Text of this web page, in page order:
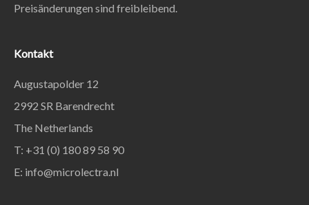
Preisänderungen sind freibleibend.
Kontakt
Augustapolder 12
2992 SR Barendrecht
The Netherlands
T: +31 (0) 180 89 58 90
E: info@microlectra.nl